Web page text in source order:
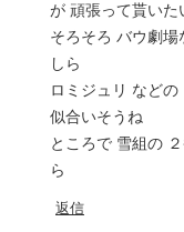
が 頑張って貰いた
そろそろ バウ劇
しら
ロミジュリ など
似合いそうね
ところで 雪組の
ら
返信